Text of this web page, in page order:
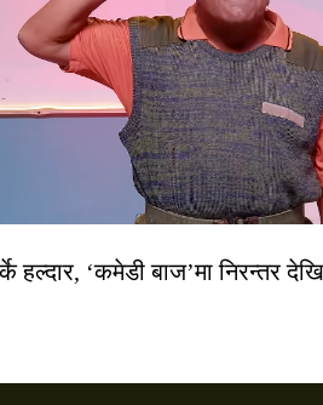
हल्दार, ‘कमेडी बाज’मा निरन्तर